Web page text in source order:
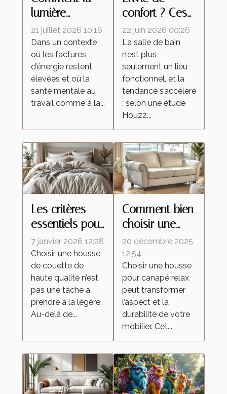
lumière
naturelle
réinvente la
décoration
intérieure
21 juillet 2026 10:16
Dans un contexte
où les factures
d’énergie restent
élevées et où la
santé mentale au
travail comme à la...
confort ? Ces
petits produits
qui changent
l’expérience
salle de bain
22 juin 2026 00:26
La salle de bain
n’est plus
seulement un lieu
fonctionnel, et la
tendance s’accélère
: selon une étude
Houzz...
Les critères
essentiels pour
sélectionner
votre housse
de couette de
haute qualité
7 janvier 2026 12:28
Choisir une housse
de couette de
haute qualité n’est
pas une tâche à
prendre à la légère.
Au-delà de...
Comment bien
choisir une
housse pour
canapé relax ?
20 décembre 2025
12:54
Choisir une housse
pour canapé relax
peut transformer
l’aspect et la
durabilité de votre
mobilier. Cet...